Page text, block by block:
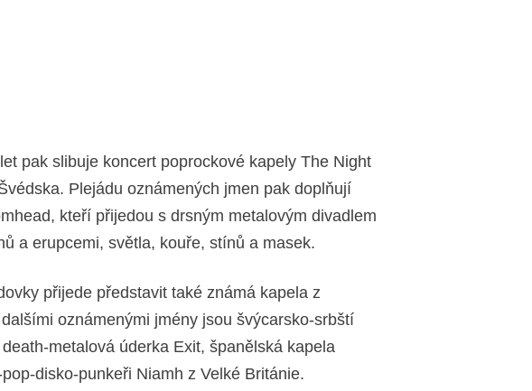
pak slibuje koncert poprockové kapely The Night
Plejádu oznámených jmen pak doplňují
kteří přijedou s drsným metalovým divadlem
a erupcemi, světla, kouře, stínů a masek.
přijede představit také známá kapela z
oznámenými jmény jsou švýcarsko-srbští
metalová úderka Exit, španělská kapela
disko-punkeři Niamh z Velké Británie.